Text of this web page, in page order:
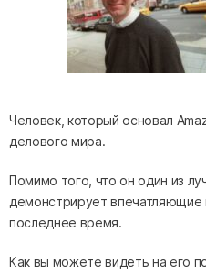
Человек, который основал
делового мира.
Помимо того, что он один из
демонстрирует
последнее время.
Как вы можете видеть на его